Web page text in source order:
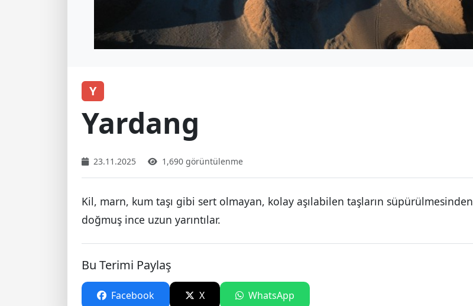
Y
Yardang
23.11.2025 1,690 görüntülenme
Kil, marn, kum taşı gibi sert olmayan, kolay aşılabilen taşların süpürülmesinden
doğmuş ince uzun yarıntılar.
Bu Terimi Paylaş
Facebook X WhatsApp